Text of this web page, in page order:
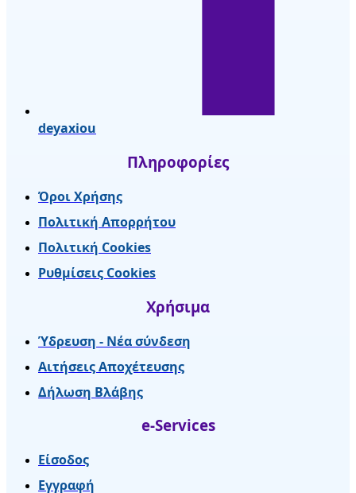
deyaxiou
Πληροφορίες
Όροι Χρήσης
Πολιτική Απορρήτου
Πολιτική Cookies
Ρυθμίσεις Cookies
Χρήσιμα
Ύδρευση - Νέα σύνδεση
Αιτήσεις Αποχέτευσης
Δήλωση Βλάβης
e-Services
Είσοδος
Εγγραφή